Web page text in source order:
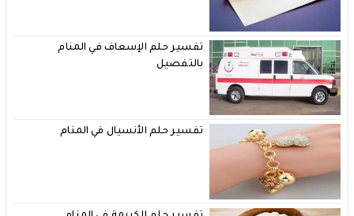
تفسير حلم الإسعاف في المنام
بالتفصيل
تفسير حلم الأنسيال في المنام